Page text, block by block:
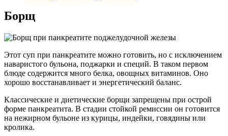
Борщ
Этот суп при панкреатите можно готовить, но с исключением
наваристого бульона, поджарки и специй. В таком первом
блюде содержится много белка, овощных витаминов. Оно
хорошо восстанавливает и энергетический баланс.
Классические и диетические борщи запрещены при острой
форме панкреатита. В стадии стойкой ремиссии он готовится
на нежирном бульоне из курицы, индейки, говядины или
кролика.